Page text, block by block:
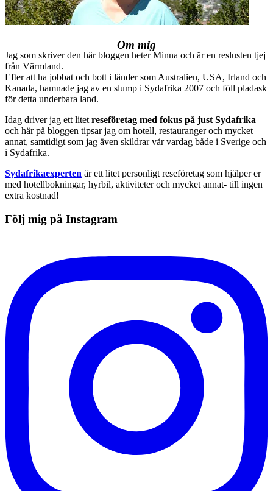
Om mig
Jag som skriver den här bloggen heter Minna och är en reslusten tjej
från Värmland.
Efter att ha jobbat och bott i länder som Australien, USA, Irland och
Kanada, hamnade jag av en slump i Sydafrika 2007 och föll pladask
för detta underbara land.
Idag driver jag ett litet reseföretag med fokus på just Sydafrika
och här på bloggen tipsar jag om hotell, restauranger och mycket
annat, samtidigt som jag även skildrar vår vardag både i Sverige och
i Sydafrika.
Sydafrikaexperten är ett litet personligt reseföretag som hjälper er
med hotellbokningar, hyrbil, aktiviteter och mycket annat- till ingen
extra kostnad!
Följ mig på Instagram